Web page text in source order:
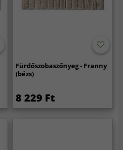
Fürdőszobaszőnyeg - Franny
(bézs)
8 229 Ft